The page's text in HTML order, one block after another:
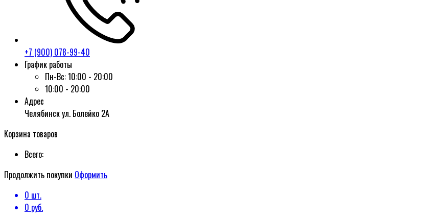
+7 (900) 078-99-40
График работы
Пн-Вс:10:00 - 20:00
10:00 - 20:00
Адрес
Челябинск ул. Болейко 2А
Корзина товаров
Всего:
Продолжить покупки Оформить
0 шт.
0 руб.